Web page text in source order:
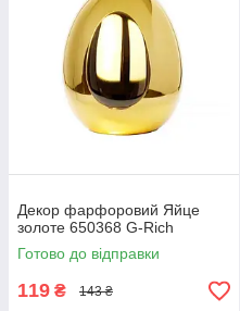
Декор фарфоровий Яйце
золоте 650368 G-Rich
Готово до відправки
119 ₴ 143 ₴